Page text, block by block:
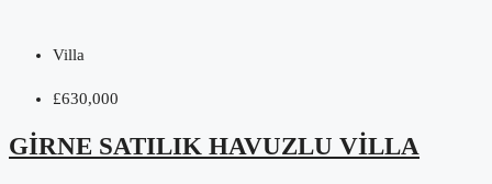
Villa
£630,000
GIRNE SATILIK HAVUZLU VILLA